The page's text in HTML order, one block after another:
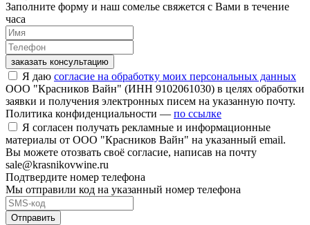
Заполните форму и наш сомелье свяжется с Вами в течение
часа
заказать консультацию
Я даю согласие на обработку моих персональных данных
ООО "Красников Вайн" (ИНН 9102061030) в целях обработки
заявки и получения электронных писем на указанную почту.
Политика конфиденциальности — по ссылке
Я согласен получать рекламные и информационные
материалы от ООО "Красников Вайн" на указанный email.
Вы можете отозвать своё согласие, написав на почту
sale@krasnikovwine.ru
Подтвердите номер телефона
Мы отправили код на указанный номер телефона
Отправить